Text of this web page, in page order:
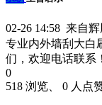
02-26 14:58 来自
专业内外墙刮大白
们，欢迎电话联系！
0
518 浏览、 0 人点